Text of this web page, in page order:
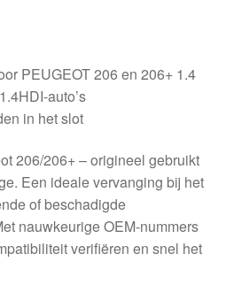
PEUGEOT 206 en 206+ 1.4
auto’s
in het slot
206/206+ – origineel gebruikt
Een ideale vervanging bij het
of beschadigde
nauwkeurige OEM-nummers
verifiëren en snel het